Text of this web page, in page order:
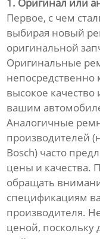
1. Оригинал или
Первое, с чем
выбирая новый
оригинальной
Оригинальные
непосредственно
высокое
вашим
Аналогичные
производителей
Bosch) часто
цены и качества.
обращать
спецификациям
производителя.
ценой,